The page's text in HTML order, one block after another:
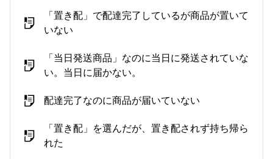
「置き配」で配達完了しているが商品が置いて
いない
「当日発送商品」なのに当日に発送されていな
い。当日に届かない。
配達完了なのに商品が届いていない
「置き配」を選んだが、置き配されず持ち帰ら
れた